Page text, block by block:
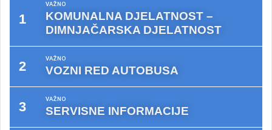
VAŽNO
KOMUNALNA DJELATNOST –
DIMNJAČARSKA DJELATNOST
VAŽNO
VOZNI RED AUTOBUSA
VAŽNO
SERVISNE INFORMACIJE